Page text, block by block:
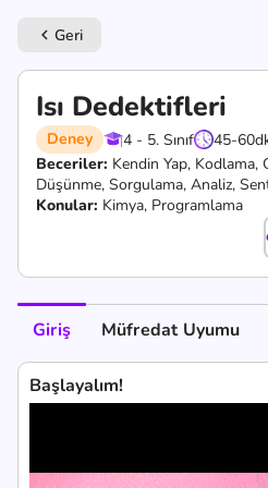
keyboard_arrow_left Geri
Isı Dedektifleri
Deney 4 - 5. Sınıf 45-60
Beceriler: Kendin Yap, Kodlama,
Düşünme, Sorgulama, Analiz,
Konular: Kimya, Programlama
Giriş Müfredat Uyumu
Başlayalım!